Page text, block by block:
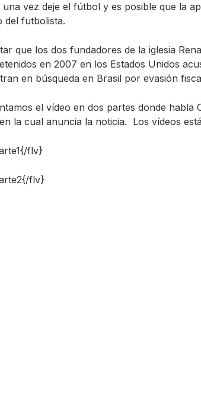
vez deje el fútbol y es posible que la
del futbolista.
que los dos fundadores de la iglesia
en 2007 en los Estados Unidos
en búsqueda en Brasil por evasión
el vídeo en dos partes donde habla
la cual anuncia la noticia. Los vídeos
flv}
flv}